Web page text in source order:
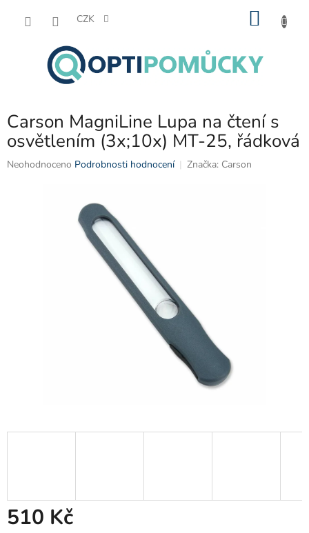
CZK
Carson MagniLine Lupa na čtení s
osvětlením (3x;10x) MT-25, řádková
Průměrné
Neohodnoceno Podrobnosti hodnocení Značka: Carson
510 Kč